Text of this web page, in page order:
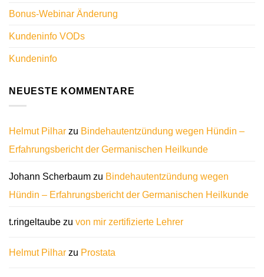
Bonus-Webinar Änderung
Kundeninfo VODs
Kundeninfo
NEUESTE KOMMENTARE
Helmut Pilhar zu Bindehautentzündung wegen Hündin –
Erfahrungsbericht der Germanischen Heilkunde
Johann Scherbaum zu Bindehautentzündung wegen
Hündin – Erfahrungsbericht der Germanischen Heilkunde
t.ringeltaube zu von mir zertifizierte Lehrer
Helmut Pilhar zu Prostata